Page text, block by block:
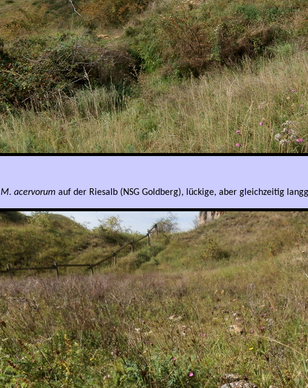
M. acervorum auf der Riesalb (NSG Goldberg), lückige, aber gleichzeitig